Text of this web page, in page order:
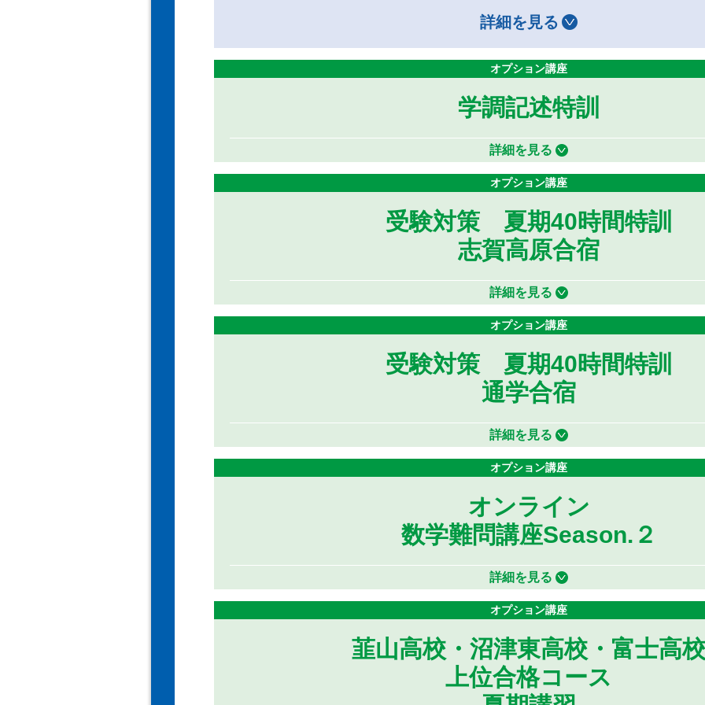
詳細を見る
オプション講座
学調記述特訓
詳細を見る
オプション講座
受験対策 夏期40時間特訓
志賀高原合宿
詳細を見る
オプション講座
受験対策 夏期40時間特訓
通学合宿
詳細を見る
オプション講座
オンライン
数学難問講座Season.２
詳細を見る
オプション講座
韮山高校・沼津東高校・富士高校
上位合格コース